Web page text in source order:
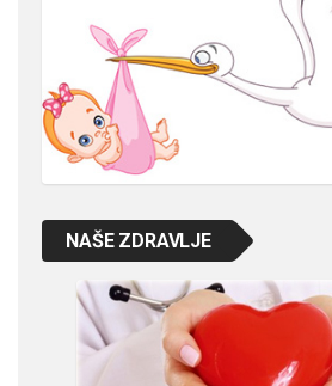
NAŠE ZDRAVLJE